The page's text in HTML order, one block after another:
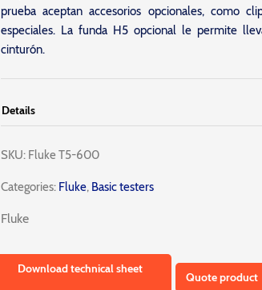
prueba aceptan accesorios opcionales, como
especiales. La funda H5 opcional le permite
cinturón.
Details
SKU: Fluke T5-600
Categories:Fluke, Basic testers
Fluke
Download technical sheet
Quote product